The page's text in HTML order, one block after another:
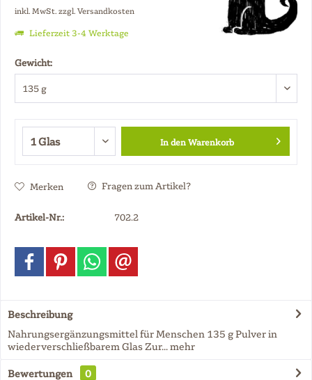
inkl. MwSt. zzgl. Versandkosten
Lieferzeit 3-4 Werktage
Gewicht:
In denWarenkorb
Merken Fragen zum Artikel?
Artikel-Nr.: 702.2
Beschreibung
Nahrungsergänzungsmittel für Menschen 135 g Pulver in
wiederverschließbarem Glas Zur...mehr
Bewertungen
0